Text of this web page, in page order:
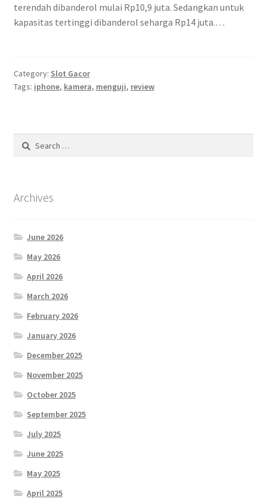
terendah dibanderol mulai Rp10,9 juta. Sedangkan untuk
kapasitas tertinggi dibanderol seharga Rp14 juta.…
Category: Slot Gacor
Tags: iphone, kamera, menguji, review
Search
Archives
June 2026
May 2026
April 2026
March 2026
February 2026
January 2026
December 2025
November 2025
October 2025
September 2025
July 2025
June 2025
May 2025
April 2025